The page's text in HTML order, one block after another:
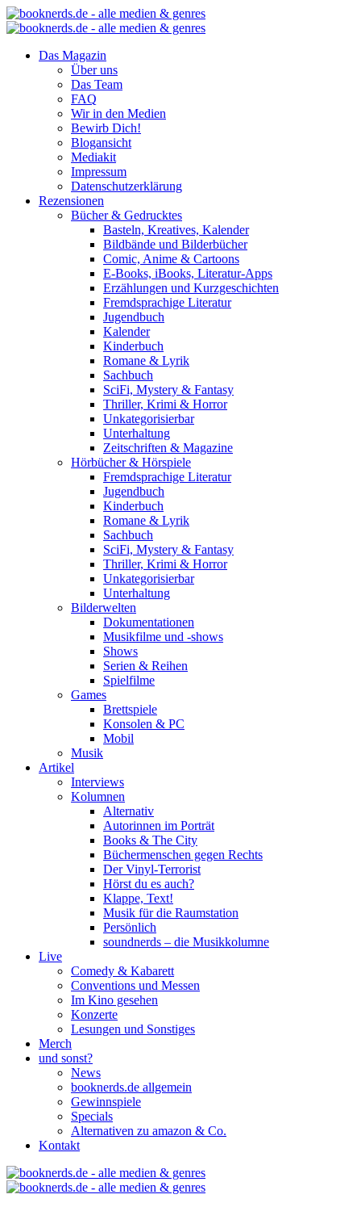
Das Magazin
Über uns
Das Team
FAQ
Wir in den Medien
Bewirb Dich!
Blogansicht
Mediakit
Impressum
Datenschutzerklärung
Rezensionen
Bücher & Gedrucktes
Basteln, Kreatives, Kalender
Bildbände und Bilderbücher
Comic, Anime & Cartoons
E-Books, iBooks, Literatur-Apps
Erzählungen und Kurzgeschichten
Fremdsprachige Literatur
Jugendbuch
Kalender
Kinderbuch
Romane & Lyrik
Sachbuch
SciFi, Mystery & Fantasy
Thriller, Krimi & Horror
Unkategorisierbar
Unterhaltung
Zeitschriften & Magazine
Hörbücher & Hörspiele
Fremdsprachige Literatur
Jugendbuch
Kinderbuch
Romane & Lyrik
Sachbuch
SciFi, Mystery & Fantasy
Thriller, Krimi & Horror
Unkategorisierbar
Unterhaltung
Bilderwelten
Dokumentationen
Musikfilme und -shows
Shows
Serien & Reihen
Spielfilme
Games
Brettspiele
Konsolen & PC
Mobil
Musik
Artikel
Interviews
Kolumnen
Alternativ
Autorinnen im Porträt
Books & The City
Büchermenschen gegen Rechts
Der Vinyl-Terrorist
Hörst du es auch?
Klappe, Text!
Musik für die Raumstation
Persönlich
soundnerds – die Musikkolumne
Live
Comedy & Kabarett
Conventions und Messen
Im Kino gesehen
Konzerte
Lesungen und Sonstiges
Merch
und sonst?
News
booknerds.de allgemein
Gewinnspiele
Specials
Alternativen zu amazon & Co.
Kontakt